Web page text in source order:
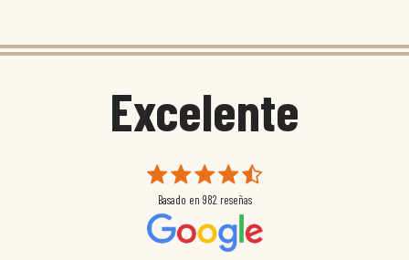
Excelente
Basado en 982 reseñas